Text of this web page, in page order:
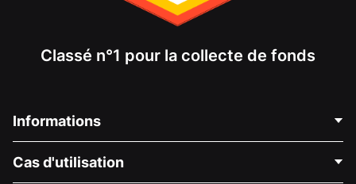
Classé n°1 pour la collecte de fonds
Informations
À propos de nous
Cas d'utilisation